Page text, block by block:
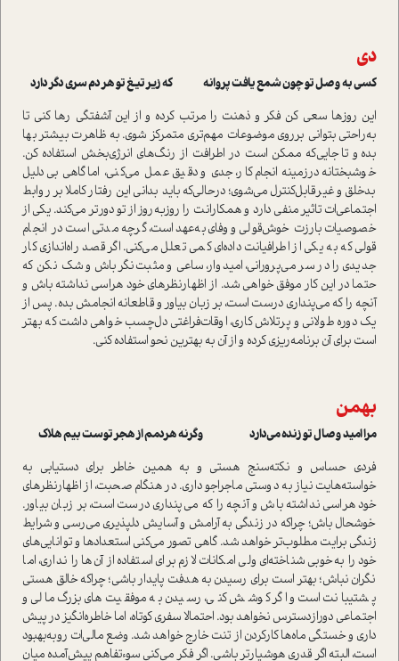
دی
کسی به وصل تو چون شمع یافت پروانه که زیر تیغ تو هر دم سری دگر دارد
این روزها سعی کن فکر و ذهنت را مرتب کرده و از این آشفتگی رها کنی تا
به‌راحتی بتوانی برروی موضوعات مهم‌تری متمرکز شوی. به ظاهرت بیشتر بها
بده و تاجایی‌‎که ممکن است در اطرافت از رنگ‌های انرژی‌بخش استفاده کن.
خوشبختانه درزمینه انجام کار، جدی و دقیق عمل می‌کنی، اما گاهی بی‌دلیل
بدخلق و غیر‌قابل‌کنترل می‌شوی؛ درحالی‌که باید بدانی این رفتار کاملا بر روابط
اجتماعی‌ات تاثیر منفی دارد و همکارانت را روز‌به‌روز از تو دورتر می‌کند. یکی از
خصوصیات بارزت خوش‌قولی و وفای‌به‌‌عهد است، گرچه مدتی است در انجام
قولی که به یکی از اطرافیانت داده‌ای کمی تعلل می‌کنی. اگر قصد راه‌اندازی کار
جدیدی را در سر می‌پرورانی، امیدوار، ساعی و مثبت‌نگر باش و شک نکن که
حتما در این کار موفق خواهی شد. از اظهارنظرهای خود هراسی نداشته باش و
آنچه را که می‌پنداری درست است، بر زبان بیاور و قاطعانه انجامش بده. پس از
یک دوره طولانی و پرتلاش کاری، اوقات‌فراغتی دل‌چسب خواهی داشت که بهتر
است برای آن برنامه‌ریزی کرده و از آن به بهترین نحو استفاده کنی.
بهمن
مرا امید وصال تو زنده می‌دارد وگرنه هردمم از هجر توست بیم هلاک
فردی حساس و نکته‌سنج هستی و به همین خاطر برای دستیابی به
خواسته‌هایت نیاز به دوستی ماجراجو داری. در هنگام صحبت، از اظهارنظرهای
خود هراسی نداشته باش و آنچه را که می‌پنداری درست است، بر زبان بیاور.
خوشحال باش؛ چراکه در زندگی به آرامش و آسایش دلپذیری می‌رسی و شرایط
زندگی برایت مطلوب‌تر خواهد شد. گاهی تصور می‌کنی استعدادها و توانایی‌های
خود را به‌خوبی شناخته‌ای ولی امکانات لازم برای استفاده از آن‌ها را نداری، اما
نگران نباش؛ بهتر است برای رسیدن به هدفت پایدار باشی؛ چراکه خالق هستی
پشتیبانت است و اگر کوشش کنی، رسیدن به موفقیت‌های بزرگ مالی و
اجتماعی دورازدسترس نخواهد بود. احتمالا سفری کوتاه، اما خاطره‌انگیز در پیش
داری و خستگی ماه‌ها کارکردن از تنت خارج خواهد شد. وضع مالی‌ات روبه‌بهبود
است، البته اگر قدری هوشیارتر باشی. اگر فکر می‌کنی سوء‌تفاهم پیش‌آمده میان